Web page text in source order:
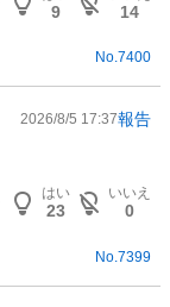
9
14
No.7400
2026/8/5 17:37報告
はい
23
いいえ
0
No. 7399